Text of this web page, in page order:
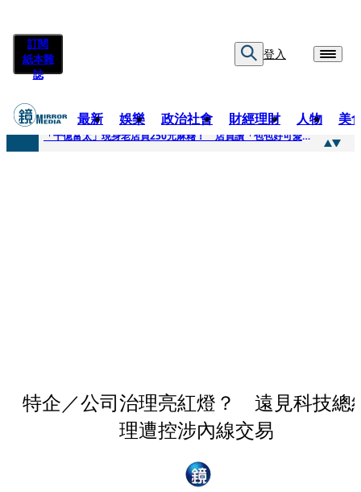
訂閱
紙本雜
誌
登入
最新 娛樂 政治社會 財經理財 人物 美
快訊
「千億富太」現身老店買250元麻糬！ 店員讚「包包好可愛」她笑回：我自己做的
特企／公司治理亮紅燈？ 遠見科技總
理遭控涉內線交易